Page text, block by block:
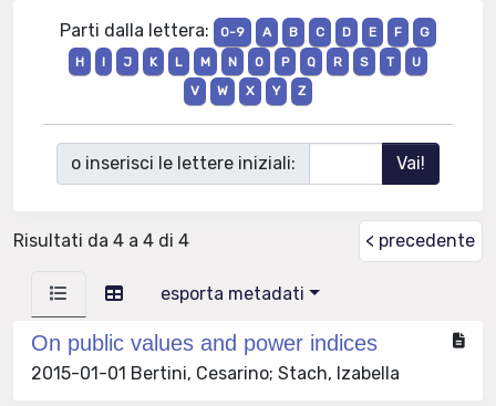
Parti dalla lettera: 0-9 A B C D E F
G
H
I J K L M N O P Q R S T
U
V
W X Y Z
o inserisci le lettere iniziali:
Risultati da 4 a 4 di 4 < precedente
esporta metadati
On public values and power indices
2015-01-01 Bertini, Cesarino; Stach, Izabella